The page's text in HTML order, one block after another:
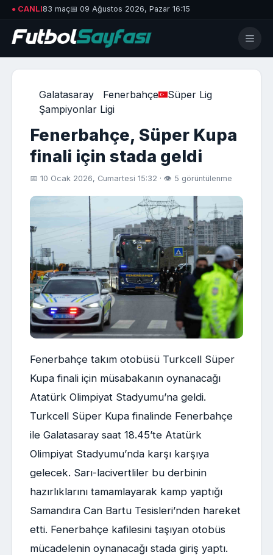
● CANLI83 maç📅 09 Ağustos 2026, Pazar 16:15
Galatasaray Fenerbahçe
Süper Lig
Şampiyonlar Ligi
Fenerbahçe, Süper Kupa
finali için stada geldi
📅 10 Ocak 2026, Cumartesi 15:32 · 👁 5 görüntülenme
Fenerbahçe takım otobüsü Turkcell Süper
Kupa finali için müsabakanın oynanacağı
Atatürk Olimpiyat Stadyumu’na geldi.
Turkcell Süper Kupa finalinde Fenerbahçe
ile Galatasaray saat 18.45’te Atatürk
Olimpiyat Stadyumu’nda karşı karşıya
gelecek. Sarı-lacivertliler bu derbinin
hazırlıklarını tamamlayarak kamp yaptığı
Samandıra Can Bartu Tesisleri’nden hareket
etti. Fenerbahçe kafilesini taşıyan otobüs
mücadelenin oynanacağı stada giriş yaptı.